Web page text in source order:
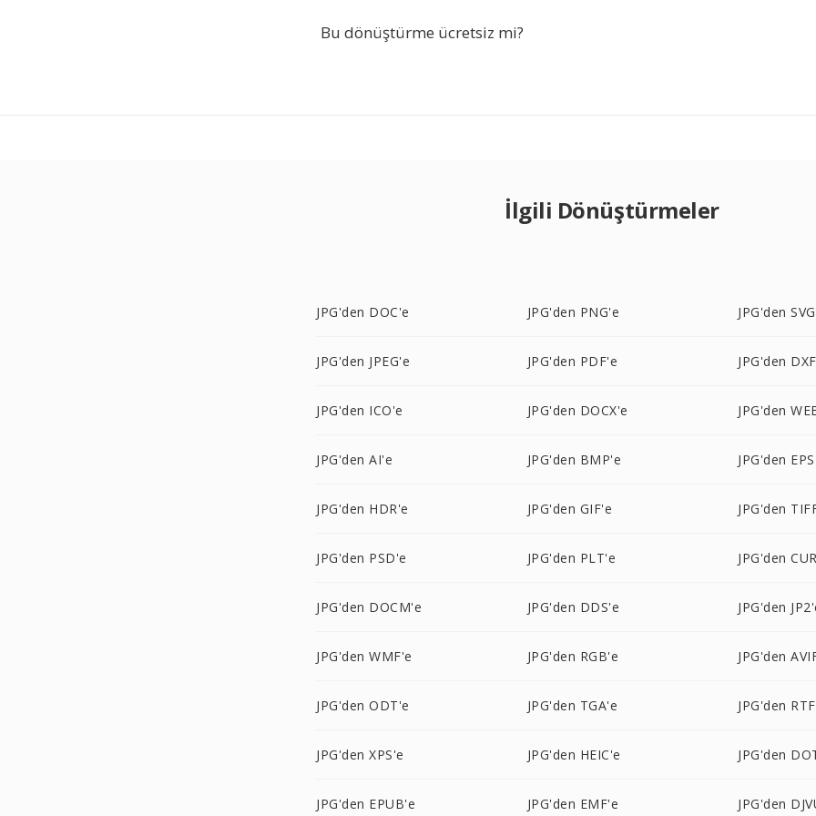
Bu dönüştürme ücretsiz mi?
İlgili Dönüştürmeler
JPG'den DOC'e JPG'den PNG'e JPG'den
JPG'den JPEG'e JPG'den PDF'e JPG'den
JPG'den ICO'e JPG'den DOCX'e JPG'den
JPG'den AI'e JPG'den BMP'e JPG'den
JPG'den HDR'e JPG'den GIF'e JPG'den
JPG'den PSD'e JPG'den PLT'e JPG'den
JPG'den DOCM'e JPG'den DDS'e JPG'den
JPG'den WMF'e JPG'den RGB'e JPG'den
JPG'den ODT'e JPG'den TGA'e JPG'den
JPG'den XPS'e JPG'den HEIC'e JPG'den
JPG'den EPUB'e JPG'den EMF'e JPG'den